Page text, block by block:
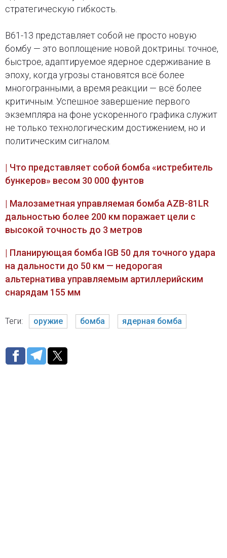
стратегическую гибкость.
B61-13 представляет собой не просто новую
бомбу — это воплощение новой доктрины: точное,
быстрое, адаптируемое ядерное сдерживание в
эпоху, когда угрозы становятся всё более
многогранными, а время реакции — всё более
критичным. Успешное завершение первого
экземпляра на фоне ускоренного графика служит
не только технологическим достижением, но и
политическим сигналом.
| Что представляет собой бомба «истребитель
бункеров» весом 30 000 фунтов
| Малозаметная управляемая бомба AZB-81LR
дальностью более 200 км поражает цели с
высокой точность до 3 метров
| Планирующая бомба IGB 50 для точного удара
на дальности до 50 км — недорогая
альтернатива управляемым артиллерийским
снарядам 155 мм
Теги: оружие бомба ядерная бомба